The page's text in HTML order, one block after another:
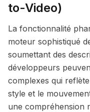
to-Video)
La fonctionnalité
moteur sophistiqué
soumettant des
développeurs
complexes qui
style et le
une compréhension